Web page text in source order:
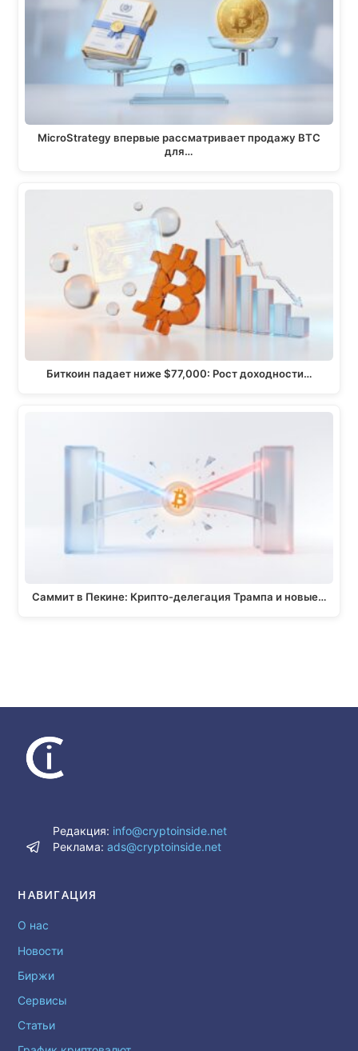
MicroStrategy впервые рассматривает продажу BTC
для…
Биткоин падает ниже $77,000: Рост доходности…
Саммит в Пекине: Крипто-делегация Трампа и новые…
Редакция: info@cryptoinside.net
Реклама:ads@cryptoinside.net
НАВИГАЦИЯ
О нас
Новости
Биржи
Сервисы
Статьи